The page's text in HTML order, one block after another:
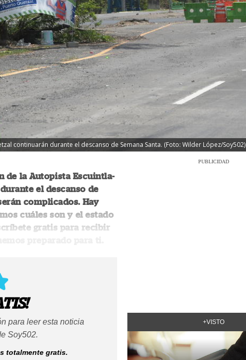
continuarán durante el descanso de Semana Santa. (Foto: Wilder López/Soy502)
de la Autopista Escuintla-
el descanso de
complicados. Hay
cuáles son y el estado
gratis para recibir
para leer esta noticia
Soy502.
totalmente gratis.
PUBLICIDAD
+VISTO